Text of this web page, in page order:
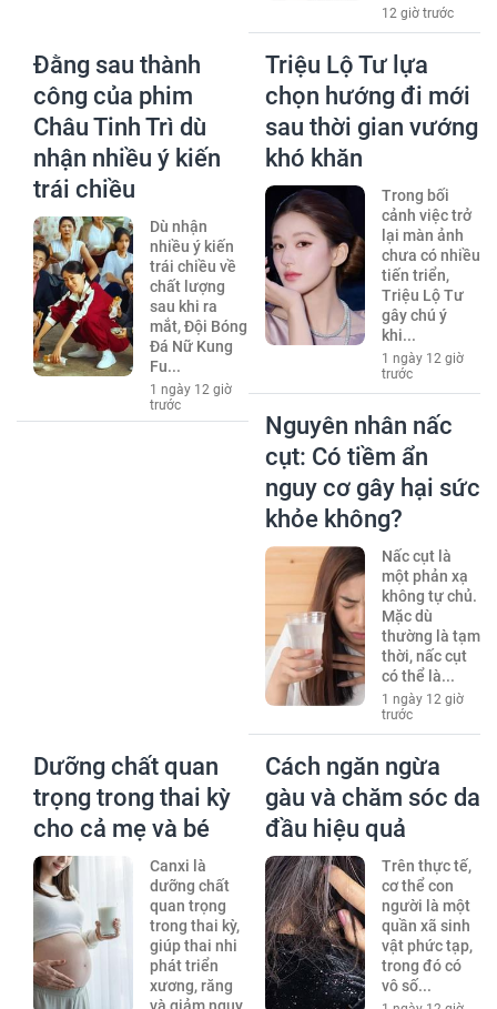
12 giờ trước
Đằng sau thành
công của phim
Châu Tinh Trì dù
nhận nhiều ý kiến
trái chiều
Dù nhận
nhiều ý kiến
trái chiều về
chất lượng
sau khi ra
mắt, Đội Bóng
Đá Nữ Kung
Fu...
1 ngày 12 giờ
trước
Triệu Lộ Tư lựa
chọn hướng đi mới
sau thời gian vướng
khó khăn
Trong bối
cảnh việc trở
lại màn ảnh
chưa có nhiều
tiến triển,
Triệu Lộ Tư
gây chú ý
khi...
1 ngày 12 giờ
trước
Nguyên nhân nấc
cụt: Có tiềm ẩn
nguy cơ gây hại sức
khỏe không?
Nấc cụt là
một phản xạ
không tự chủ.
Mặc dù
thường là tạm
thời, nấc cụt
có thể là...
1 ngày 12 giờ
trước
Dưỡng chất quan
trọng trong thai kỳ
cho cả mẹ và bé
Canxi là
dưỡng chất
quan trọng
trong thai kỳ,
giúp thai nhi
phát triển
xương, răng
Cách ngăn ngừa
gàu và chăm sóc da
đầu hiệu quả
Trên thực tế,
cơ thể con
người là một
quần xã sinh
vật phức tạp,
trong đó có
vô số...